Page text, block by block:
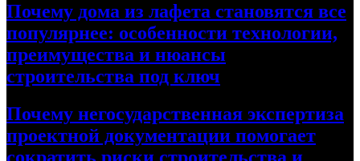
Почему дома из лафета становятся все
популярнее: особенности технологии,
преимущества и нюансы
строительства под ключ
Почему негосударственная экспертиза
проектной документации помогает